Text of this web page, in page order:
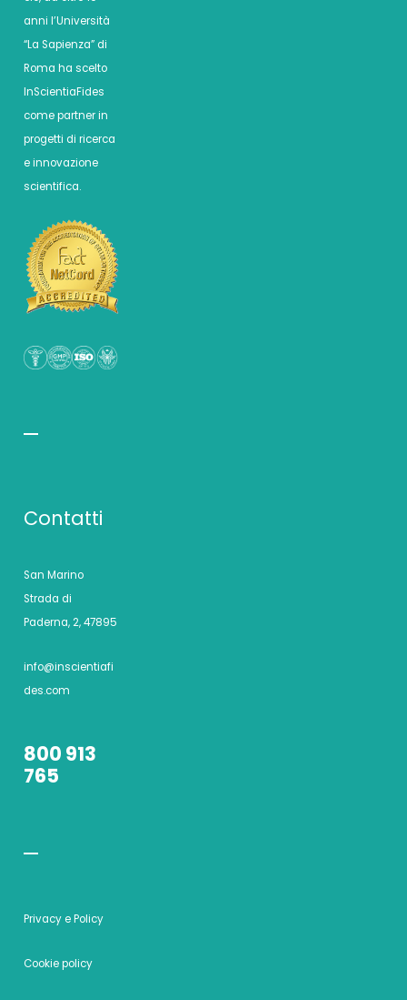
anni l’Università
“La Sapienza” di
Roma ha scelto
InScientiaFides
come partner in
progetti di ricerca
e innovazione
scientifica.
Contatti
San Marino
Strada di
Paderna, 2, 47895
info@inscientiafi
des.com
800 913
765
Privacy e Policy
Cookie policy